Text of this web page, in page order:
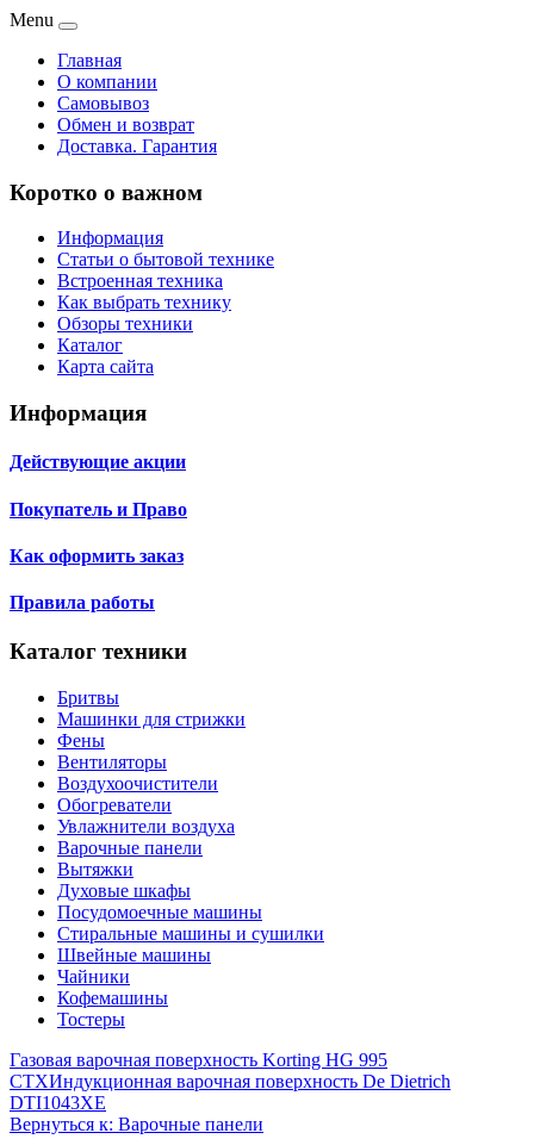
Menu
Главная
О компании
Самовывоз
Обмен и возврат
Доставка. Гарантия
Коротко о важном
Информация
Статьи о бытовой технике
Встроенная техника
Как выбрать технику
Обзоры техники
Каталог
Карта сайта
Информация
Действующие акции
Покупатель и Право
Как оформить заказ
Правила работы
Каталог техники
Бритвы
Машинки для стрижки
Фены
Вентиляторы
Воздухоочистители
Обогреватели
Увлажнители воздуха
Варочные панели
Вытяжки
Духовые шкафы
Посудомоечные машины
Стиральные машины и сушилки
Швейные машины
Чайники
Кофемашины
Тостеры
Газовая варочная поверхность Korting HG 995
CTXИндукционная варочная поверхность De Dietrich
DTI1043XE
Вернуться к: Варочные панели